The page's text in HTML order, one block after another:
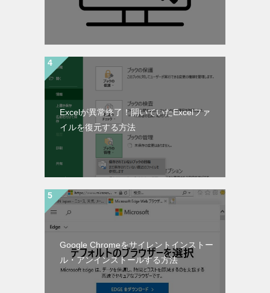
Excelが異常終了！開いていたExcelファ
イルを復元する方法
Google Chromeをサイレントインストー
ル・アンインストールする方法